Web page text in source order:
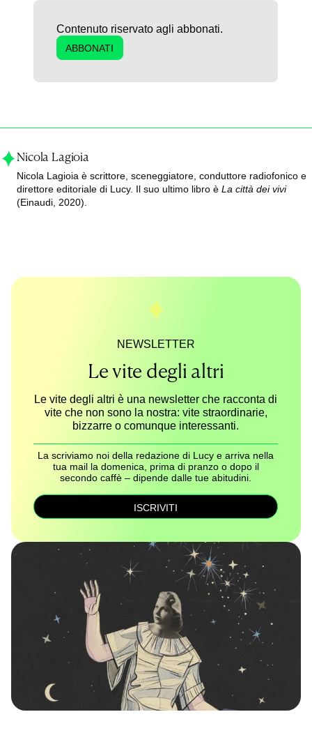
Contenuto riservato agli abbonati.
ABBONATI
Nicola Lagioia
Nicola Lagioia è scrittore, sceneggiatore, conduttore radiofonico e
direttore editoriale di Lucy. Il suo ultimo libro èLa città dei vivi
(Einaudi, 2020).
NEWSLETTER
Le vite degli altri
Le vite degli altri è una newsletter che racconta di
vite che non sono la nostra: vite straordinarie,
bizzarre o comunque interessanti.
La scriviamo noi della redazione di Lucy e arriva nella
tua mail la domenica, prima di pranzo o dopo il
secondo caffè – dipende dalle tue abitudini.
ISCRIVITI